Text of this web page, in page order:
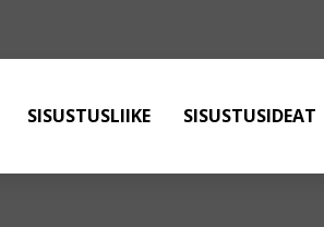
SISUSTUSLIIKE SISUSTUSIDEAT